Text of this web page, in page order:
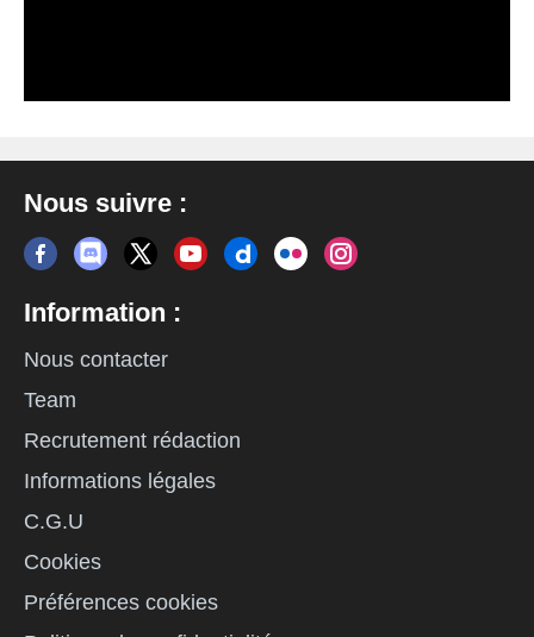
Nous suivre :
Information :
Nous contacter
Team
Recrutement rédaction
Informations légales
C.G.U
Cookies
Préférences cookies